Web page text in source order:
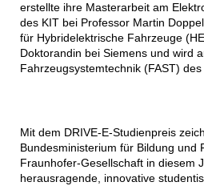
erstellte ihre Masterarbeit am
des KIT bei Professor Martin
für Hybridelektrische Fahrzeuge
Doktorandin bei Siemens und wird
Fahrzeugsystemtechnik (FAST)
Mit dem DRIVE-E-Studienpreis
Bundesministerium für Bildung und
Fraunhofer-Gesellschaft in diesem
herausragende, innovative